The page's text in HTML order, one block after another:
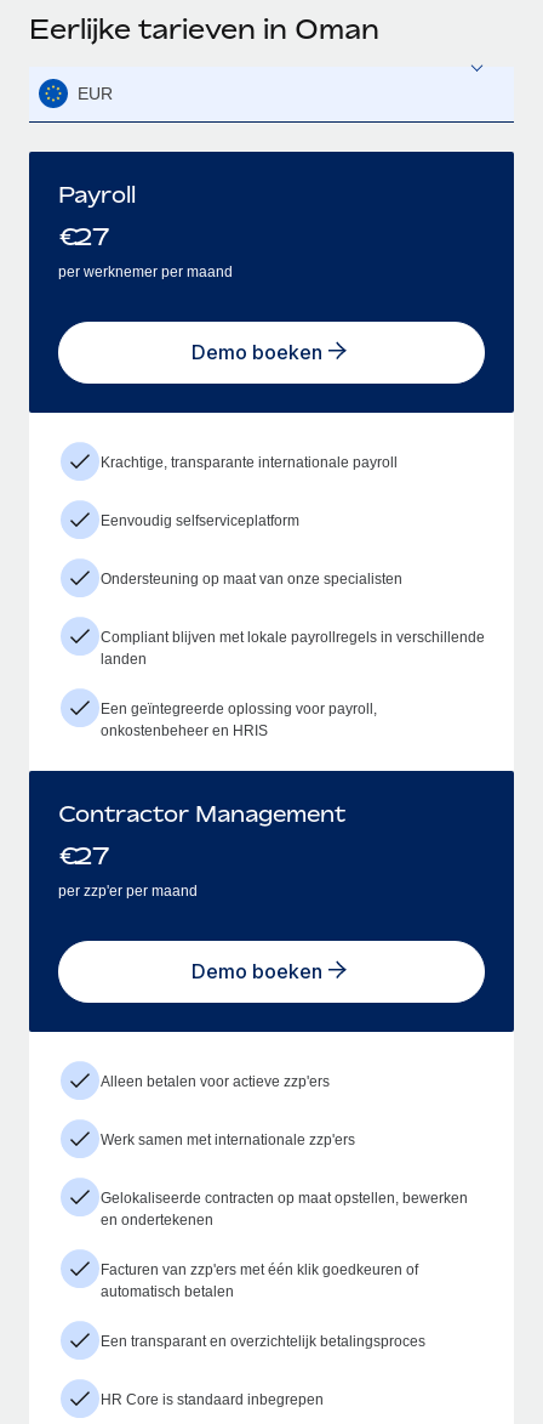
Eerlijke tarieven in Oman
EUR
Payroll
€27
per werknemer per maand
Demo boeken
Krachtige, transparante internationale payroll
Eenvoudig selfserviceplatform
Ondersteuning op maat van onze specialisten
Compliant blijven met lokale payrollregels in verschillende
landen
Een geïntegreerde oplossing voor payroll,
onkostenbeheer en HRIS
Contractor Management
€27
per zzp'er per maand
Demo boeken
Alleen betalen voor actieve zzp'ers
Werk samen met internationale zzp'ers
Gelokaliseerde contracten op maat opstellen, bewerken
en ondertekenen
Facturen van zzp'ers met één klik goedkeuren of
automatisch betalen
Een transparant en overzichtelijk betalingsproces
HR Core is standaard inbegrepen